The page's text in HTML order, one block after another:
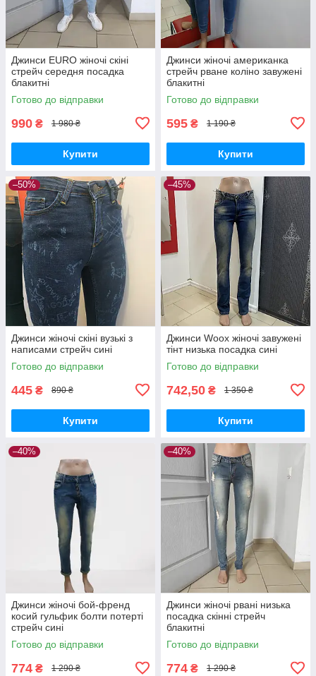
Джинси EURO жіночі скіні
стрейч середня посадка
блакитні
Готово до відправки
990 ₴ 1 980 ₴
Купити
Джинси жіночі американка
стрейч рване коліно завужені
блакитні
Готово до відправки
595 ₴ 1 190 ₴
Купити
–50%
Джинси жіночі скіні вузькі з
написами стрейч сині
Готово до відправки
445 ₴ 890 ₴
Купити
–45%
Джинси Woox жіночі завужені
тінт низька посадка сині
Готово до відправки
742,50 ₴ 1 350 ₴
Купити
–40%
Джинси жіночі бой-френд
косий гульфик болти потерті
стрейч сині
Готово до відправки
774 ₴ 1 290 ₴
–40%
Джинси жіночі рвані низька
посадка скінні стрейч
блакитні
Готово до відправки
774 ₴ 1 290 ₴